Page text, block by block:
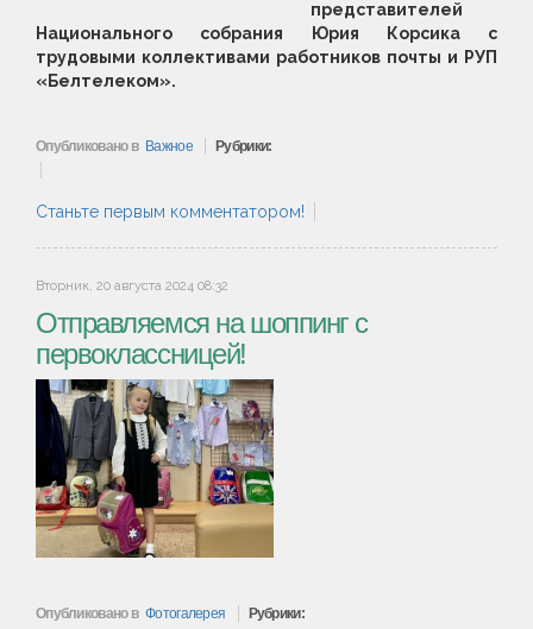
представителей
Национального собрания Юрия Корсика с
трудовыми коллективами работников почты и РУП
«Белтелеком».
Опубликовано в Важное Рубрики:
Станьте первым комментатором!
Вторник, 20 августа 2024 08:32
Отправляемся на шоппинг с
первоклассницей!
Опубликовано в Фотогалерея Рубрики: